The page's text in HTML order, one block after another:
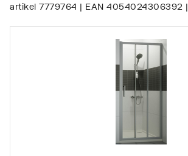
artikel 7779764 | EAN 4054024306392 |